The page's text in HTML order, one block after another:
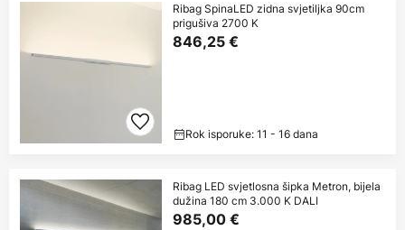
Ribag SpinaLED zidna svjetiljka 90cm
prigušiva 2700 K
846,25 €
Rok isporuke: 11 - 16 dana
Ribag LED svjetlosna šipka Metron, bijela
dužina 180 cm 3.000 K DALI
985,00 €